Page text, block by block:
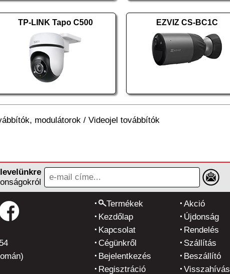
TP-LINK Tapo C500 EZVIZ CS-BC1C
modulátorok / Videojel továbbítók
Termékek
Kezdőlap
Kapcsolat
Cégünkről
Bejelentkezés
Regisztráció
Akció
Újdonság
Rendelés
Szállítás
Beszállító
Visszahívás